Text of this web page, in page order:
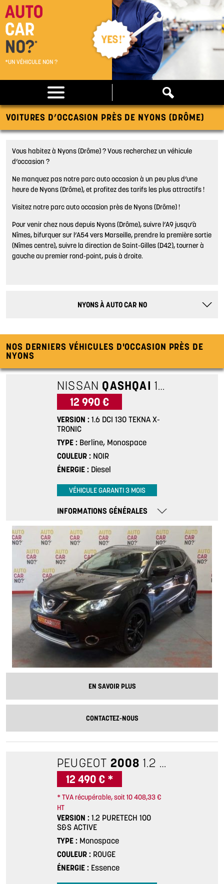
*UN VÉHICULE NON ?
VOITURES D’OCCASION PRÈS DE NYONS (DRÔME)
Vous habitez à Nyons (Drôme) ? Vous recherchez un véhicule
d’occasion ?
Ne manquez pas notre parc auto occasion à un peu plus d’une
heure de Nyons (Drôme), et profitez des tarifs les plus attractifs !
Visitez notre parc auto occasion près de Nyons (Drôme) !
Pour venir chez nous depuis Nyons (Drôme), suivre l’A9 jusqu’à
Nîmes, bifurquer sur l’A54 vers Marseille, prendre la première sortie
(Nîmes centre), suivre la direction de Saint-Gilles (D42), tourner à
gauche au premier rond-point, puis à droite.
NYONSÀ AUTO CAR NO
NOS DERNIERS VÉHICULES D'OCCASION PRÈS DE
NYONS
NISSAN QASHQAI 1.6 DCI 130 TEKNA X-TRONIC
12 990 €
VERSION
1.6 DCI 130 TEKNA X-
TRONIC
TYPE
Berline, Monospace
COULEUR
NOIR
ÉNERGIE
Diesel
VÉHICULE GARANTI 3 MOIS
INFORMATIONS GÉNÉRALES
EN SAVOIR PLUS
CONTACTEZ-NOUS
PEUGEOT 2008 1.2 PURETECH 100 S&S ACTIVE
12 490 € *
* TVA récupérable, soit 10 408,33 €
HT
VERSION
1.2 PURETECH 100
S&S ACTIVE
TYPE
Monospace
COULEUR
ROUGE
ÉNERGIE
Essence